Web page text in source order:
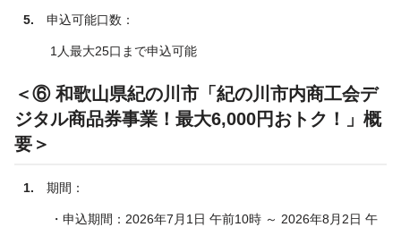
5. 申込可能口数：
1人最大25口まで申込可能
＜⑥ 和歌山県紀の川市「紀の川市内商工会デ
ジタル商品券事業！最大6,000円おトク！」概
要＞
1. 期間：
・申込期間：2026年7月1日 午前10時 ～ 2026年8月2日 午